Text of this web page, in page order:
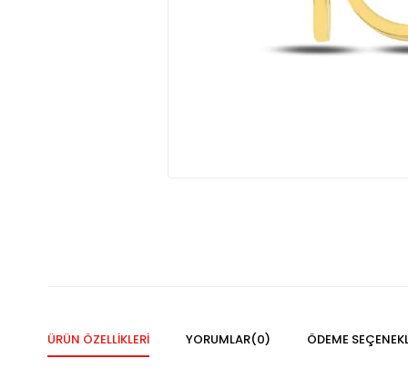
ÜRÜN ÖZELLIKLERI YORUMLAR(0) ÖDEME